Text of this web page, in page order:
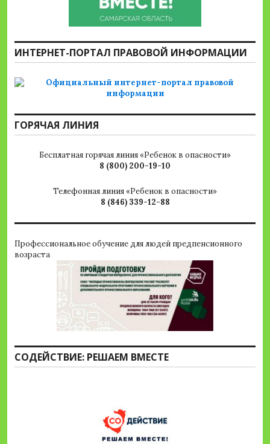
ИНТЕРНЕТ-ПОРТАЛ ПРАВОВОЙ ИНФОРМАЦИИ
ГОРЯЧАЯ ЛИНИЯ
Бесплатная горячая линия «Ребенок в опасности»
8 (800) 200-19-10
Телефонная линия «Ребенок в опасности»
8 (846) 339-12-88
Профессиональное обучение для людей предпенсионного
возраста
СОДЕЙСТВИЕ: РЕШАЕМ ВМЕСТЕ